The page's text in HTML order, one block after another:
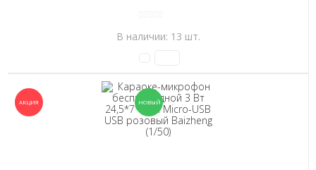
В наличии: 13 шт.